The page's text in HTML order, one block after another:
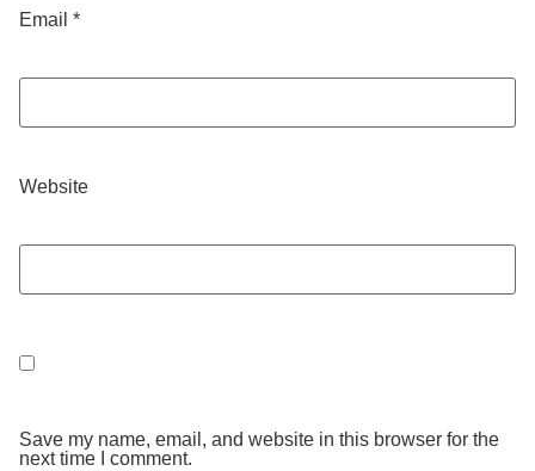
Email *
Website
Save my name, email, and website in this browser for the
next time I comment.